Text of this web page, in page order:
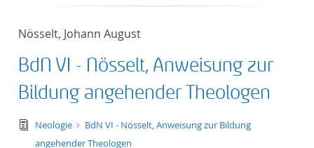
Nösselt, Johann August
BdN VI - Nösselt, Anweisung zur
Bildung angehender Theologen
text/tg.edition+tg.aggregation+xml
Neologie
BdN VI - Nösselt, Anweisung zur Bildung
angehender Theologen